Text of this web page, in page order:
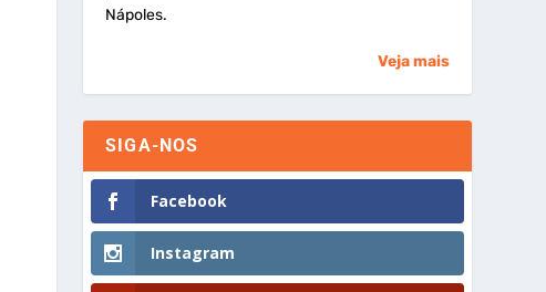
Nápoles.
Veja mais
SIGA-NOS
Facebook
Instagram